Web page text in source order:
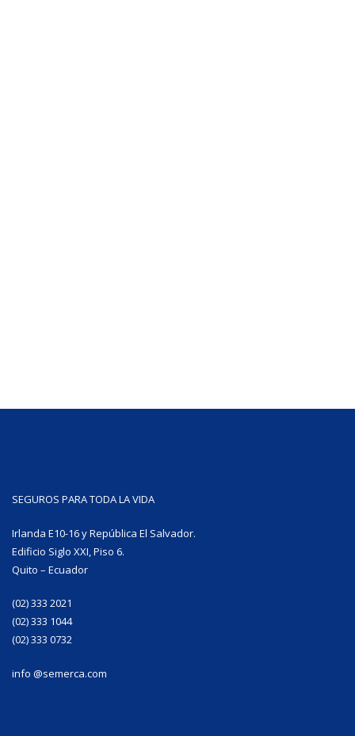
SEGUROS PARA TODA LA VIDA
Irlanda E10-16 y República El Salvador.
Edificio Siglo XXI, Piso 6.
Quito – Ecuador
(02) 333 2021
(02) 333 1044
(02) 333 0732
info @semerca.com